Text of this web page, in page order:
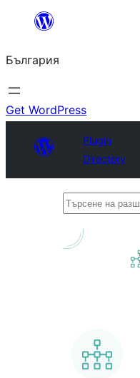
България
Get WordPress
Plugin
Directory
Търсене
разширения